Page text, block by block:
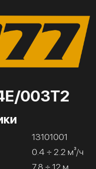
003Т2
13101001
0.4 ÷ 2.2 м³/ч
7.8 ÷ 12 м